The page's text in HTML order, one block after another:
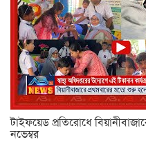
টাইফয়েড প্রতিরোধে
নভেম্বর